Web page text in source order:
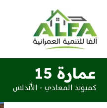
المحتوى
عمارة 15
كمبوند المعادي - الأندلس